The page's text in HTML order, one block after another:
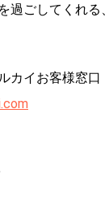
過ごしてくれる
カイお客様窓